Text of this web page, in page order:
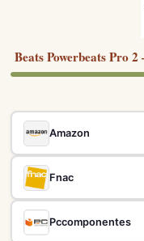
Beats Powerbeats Pro
Amazon
Fnac
Pccomponentes